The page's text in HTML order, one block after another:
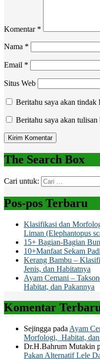
Komentar *
Nama *
Email *
Situs Web
Beritahu saya akan tindak
Beritahu saya akan
The Search Box
Cari untuk:
Pos-pos Terbaru
Klasifikasi dan
Liman (Elephantopus
15+ Bagian-Bagian
10+Manfaat Sekam
Kerang Bambu –
Jenis, dan Habitatnya
Ayam Cemani –
Habitat, dan Pakannya
Komentar
Sejingga pada Ayam
Morfologi, Habitat, dan
Dr.H.Bahrum Mutakin
Pakan Alternatif Lele